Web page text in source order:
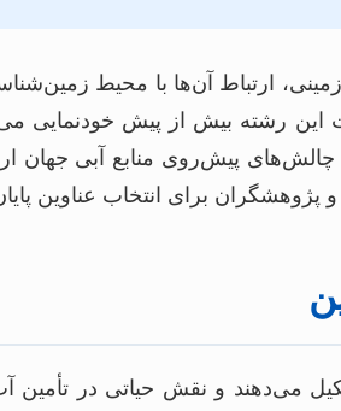
ارتباط آن‌ها با محیط
رشته بیش از پیش خودنمایی
پیش‌روی منابع آبی جهان
برای انتخاب عناوین
کره زمین را تشکیل می‌دهند و نقش